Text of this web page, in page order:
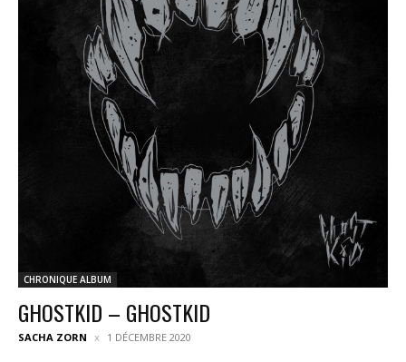
CHRONIQUE ALBUM
GHOSTKID – GHOSTKID
SACHA ZORN 1 DÉCEMBRE 2020